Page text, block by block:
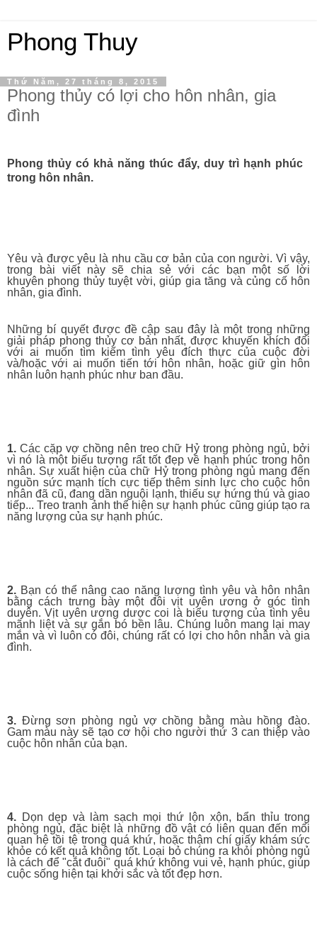
Phong Thuy
Thứ Năm, 27 tháng 8, 2015
Phong thủy có lợi cho hôn nhân, gia
đình
Phong thủy có khả năng thúc đẩy, duy trì hạnh phúc
trong hôn nhân.
Yêu và được yêu là nhu cầu cơ bản của con người. Vì vậy,
trong bài viết này sẽ chia sẻ với các bạn một số lời
khuyên phong thủy tuyệt vời, giúp gia tăng và củng cố hôn
nhân, gia đình.
Những bí quyết được đề cập sau đây là một trong những
giải pháp phong thủy cơ bản nhất, được khuyến khích đối
với ai muốn tìm kiếm tình yêu đích thực của cuộc đời
và/hoặc với ai muốn tiến tới hôn nhân, hoặc giữ gìn hôn
nhân luôn hạnh phúc như ban đầu.
1. Các cặp vợ chồng nên treo chữ Hỷ trong phòng ngủ, bởi
vì nó là một biếu tượng rất tốt đẹp về hạnh phúc trong hôn
nhân. Sự xuất hiện của chữ Hỷ trong phòng ngủ mang đến
nguồn sức mạnh tích cực tiếp thêm sinh lực cho cuộc hôn
nhân đã cũ, đang dần nguội lạnh, thiếu sự hứng thú và giao
tiếp... Treo tranh ảnh thể hiện sự hạnh phúc cũng giúp tạo ra
năng lượng của sự hạnh phúc.
2. Bạn có thể nâng cao năng lượng tình yêu và hôn nhân
bằng cách trưng bày một đôi vịt uyên ương ở góc tình
duyên. Vịt uyên ương dược coi là biểu tượng của tình yêu
mãnh liệt và sự gắn bó bền lâu. Chúng luôn mang lại may
mắn và vì luôn có đôi, chúng rất có lợi cho hôn nhân và gia
đình.
3. Đừng sơn phòng ngủ vợ chồng bằng màu hồng đào.
Gam màu này sẽ tạo cơ hội cho người thứ 3 can thiệp vào
cuộc hôn nhân của bạn.
4. Dọn dẹp và làm sạch mọi thứ lộn xộn, bẩn thỉu trong
phòng ngủ, đặc biệt là những đồ vật có liên quan đến mối
quan hệ tồi tệ trong quá khứ, hoặc thậm chí giấy khám sức
khỏe có kết quả không tốt. Loại bỏ chúng ra khỏi phòng ngủ
là cách để "cắt đuôi" quá khứ không vui vẻ, hạnh phúc, giúp
cuộc sống hiện tại khởi sắc và tốt đẹp hơn.